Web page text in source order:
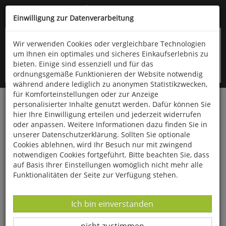
Kompletten Head der Seite überspringen
oder (06766) 9323-960
Startseite Bücher Downloads
Zeitschriften
Der Falke
Rabenvogel-Verwandtschaft: Das sollen
Singvögel sein?
Einwilligung zur Datenverarbeitung
Wir verwenden Cookies oder vergleichbare Technologien
um Ihnen ein optimales und sicheres Einkaufserlebnis zu
bieten. Einige sind essenziell und für das
ordnungsgemäße Funktionieren der Website notwendig
während andere lediglich zu anonymen Statistikzwecken,
für Komforteinstellungen oder zur Anzeige
personalisierter Inhalte genutzt werden. Dafür können Sie
hier Ihre Einwilligung erteilen und jederzeit widerrufen
oder anpassen. Weitere Informationen dazu finden Sie in
unserer Datenschutzerklärung. Sollten Sie optionale
Cookies ablehnen, wird Ihr Besuch nur mit zwingend
notwendigen Cookies fortgeführt. Bitte beachten Sie, dass
auf Basis Ihrer Einstellungen womöglich nicht mehr alle
Funktionalitäten der Seite zur Verfügung stehen.
Datenverarbeitung -
Ich bin einverstanden